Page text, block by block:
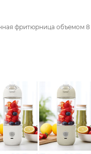
фритюрница объемом